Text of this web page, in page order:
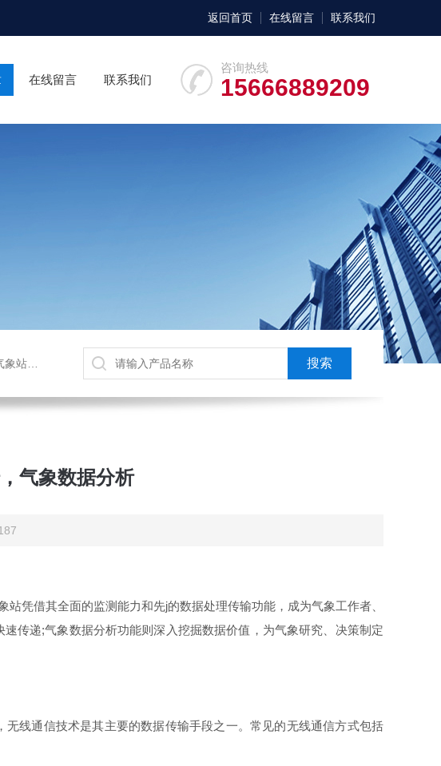
返回首页 在线留言 联系我们
咨询热线
15666889209
在线留言 联系我们
测站
气象数据分析
借其全面的监测能力和先j的数据处理传输功能，成为气象工作者、
传递;气象数据分析功能则深入挖掘数据价值，为气象研究、决策制定
线通信技术是其主要的数据传输手段之一。常见的无线通信方式包括